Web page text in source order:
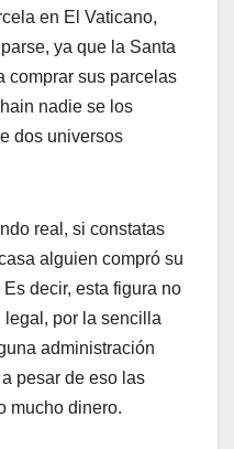
en El Vaticano,
ya que la Santa
comprar sus parcelas
nadie se los
dos universos
real, si constatas
alguien compró su
decir, esta figura no
por la sencilla
administración
pesar de eso las
mucho dinero.